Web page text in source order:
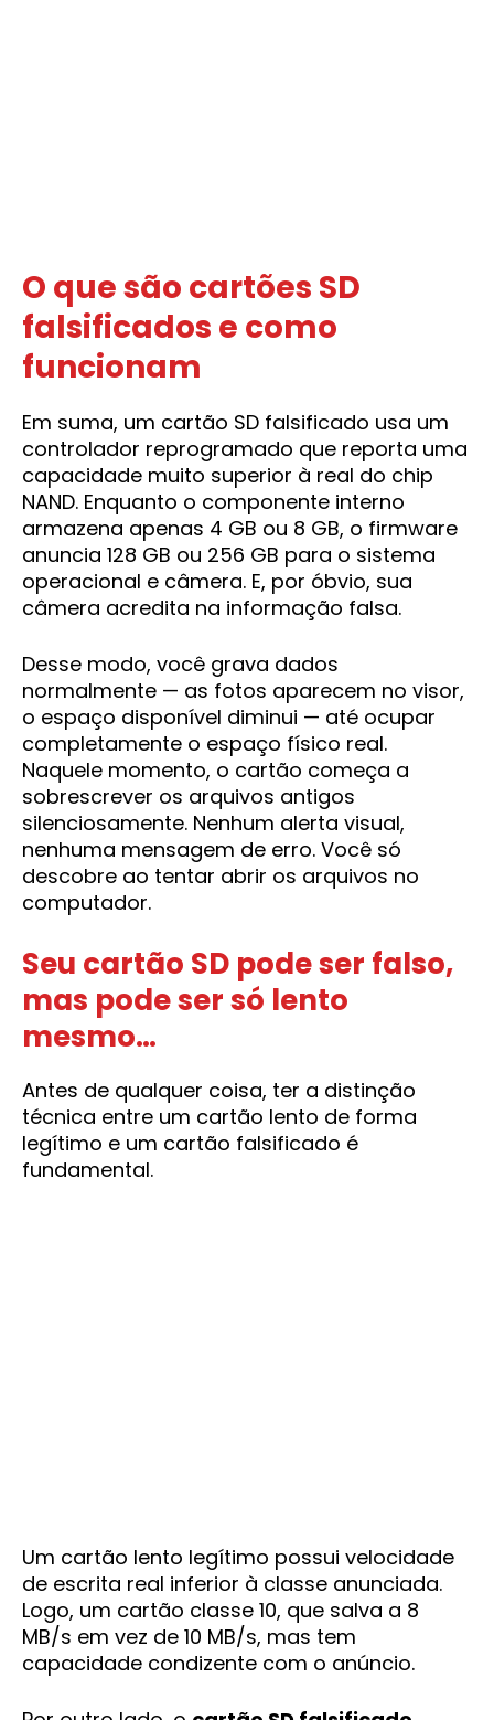
O que são cartões SD
falsificados e como
funcionam
Em suma, um cartão SD falsificado usa um
controlador reprogramado que reporta uma
capacidade muito superior à real do chip
NAND. Enquanto o componente interno
armazena apenas 4 GB ou 8 GB, o firmware
anuncia 128 GB ou 256 GB para o sistema
operacional e câmera. E, por óbvio, sua
câmera acredita na informação falsa.
Desse modo, você grava dados
normalmente — as fotos aparecem no visor,
o espaço disponível diminui — até ocupar
completamente o espaço físico real.
Naquele momento, o cartão começa a
sobrescrever os arquivos antigos
silenciosamente. Nenhum alerta visual,
nenhuma mensagem de erro. Você só
descobre ao tentar abrir os arquivos no
computador.
Seu cartão SD pode ser falso,
mas pode ser só lento
mesmo…
Antes de qualquer coisa, ter a distinção
técnica entre um cartão lento de forma
legítimo e um cartão falsificado é
fundamental.
Um cartão lento legítimo possui velocidade
de escrita real inferior à classe anunciada.
Logo, um cartão classe 10, que salva a 8
MB/s em vez de 10 MB/s, mas tem
capacidade condizente com o anúncio.